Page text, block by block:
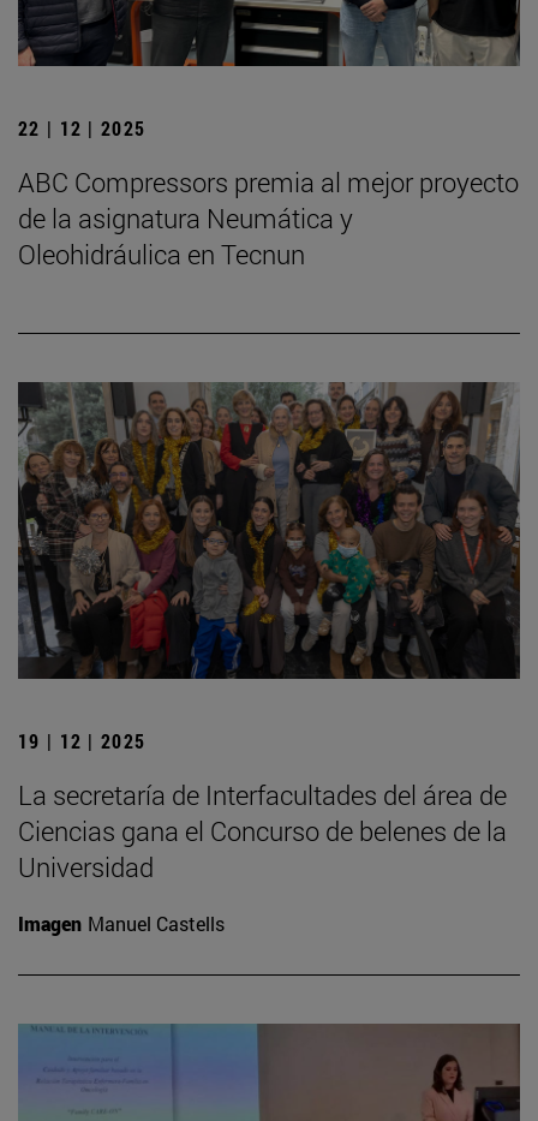
22 | 12 | 2025
ABC Compressors premia al mejor proyecto
de la asignatura Neumática y
Oleohidráulica en Tecnun
19 | 12 | 2025
La secretaría de Interfacultades del área de
Ciencias gana el Concurso de belenes de la
Universidad
Imagen Manuel Castells